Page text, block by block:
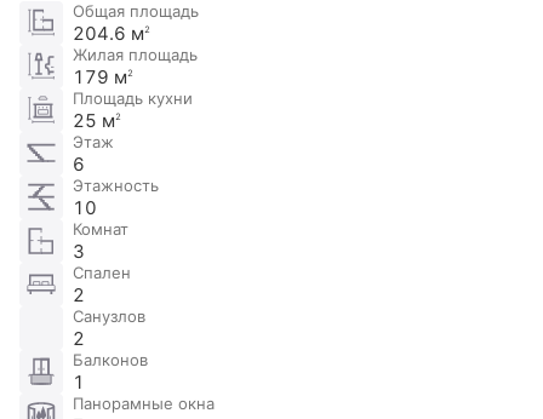
Общая площадь
204.6 м2
Жилая площадь
179 м2
Площадь кухни
25 м2
Этаж
6
Этажность
10
Комнат
3
Спален
2
Санузлов
2
Балконов
1
Панорамные окна